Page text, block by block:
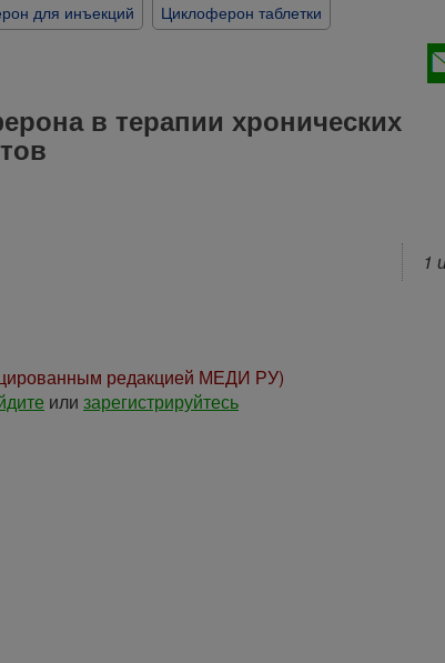
для инъекций Циклоферон таблетки
в терапии хронических
1
редакцией МЕДИ РУ)
или зарегистрируйтесь